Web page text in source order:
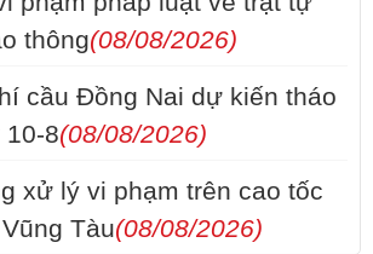
thông(08/08/2026)
cầu Đồng Nai dự kiến tháo
8(08/08/2026)
xử lý vi phạm trên cao tốc
Tàu(08/08/2026)